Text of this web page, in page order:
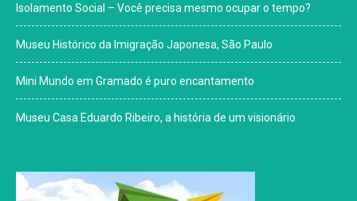
Isolamento Social – Você precisa mesmo ocupar o tempo?
Museu Histórico da Imigração Japonesa, São Paulo
Mini Mundo em Gramado é puro encantamento
Museu Casa Eduardo Ribeiro, a história de um visionário